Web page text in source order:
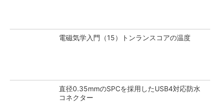
電磁気学入門（15）トンランスコアの温度
直径0.35mmのSPCを採用したUSB4対応防水
コネクター